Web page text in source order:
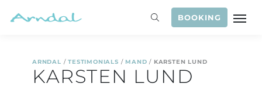
BOOKING
ARNDAL /TESTIMONIALS / MAND / KARSTEN LUND
KARSTEN LUND